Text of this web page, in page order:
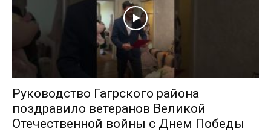
Руководство Гагрского района
поздравило ветеранов Великой
Отечественной войны с Днем Победы